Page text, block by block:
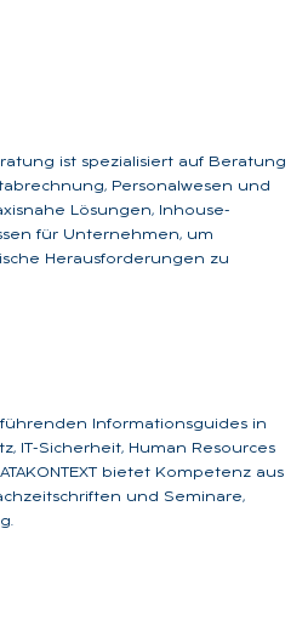
ist spezialisiert auf Beratung
Personalwesen und
Lösungen, Inhouse-
für Unternehmen, um
Herausforderungen zu
führenden Informationsguides in
IT-Sicherheit, Human Resources
bietet Kompetenz aus
und Seminare,